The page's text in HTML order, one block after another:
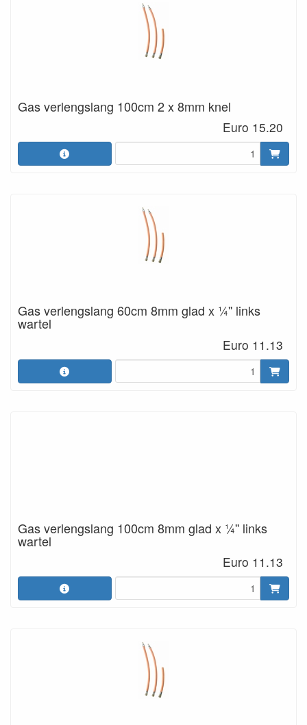
Gas verlengslang 100cm 2 x 8mm knel
Euro 15.20
Gas verlengslang 60cm 8mm glad x ¼'' links
wartel
Euro 11.13
Gas verlengslang 100cm 8mm glad x ¼'' links
wartel
Euro 11.13